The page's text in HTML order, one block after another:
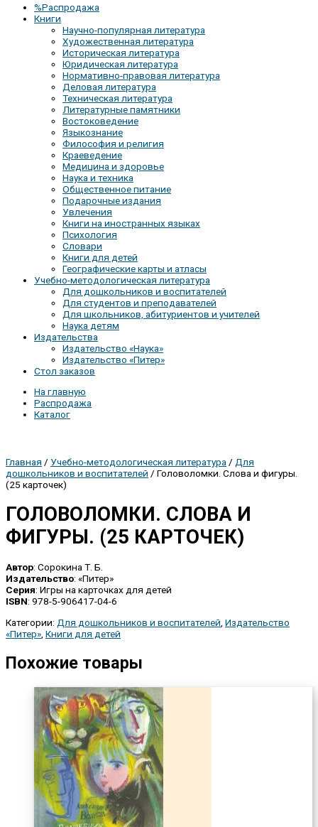
%Распродажа
Книги
Научно-популярная литература
Художественная литература
Историческая литература
Юридическая литература
Нормативно-правовая литература
Деловая литература
Техническая литература
Литературные памятники
Востоковедение
Языкознание
Философия и религия
Краеведение
Медицина и здоровье
Наука и техника
Общественное питание
Подарочные издания
Увлечения
Книги на иностранных языках
Психология
Словари
Книги для детей
Географические карты и атласы
Учебно-методологическая литература
Для дошкольников и воспитателей
Для студентов и преподавателей
Для школьников, абитуриентов и учителей
Наука детям
Издательства
Издательство «Наука»
Издательство «Питер»
Стол заказов
На главную
Распродажа
Каталог
Главная / Учебно-методологическая литература / Для
дошкольников и воспитателей / Головоломки. Слова и фигуры.
(25 карточек)
ГОЛОВОЛОМКИ. СЛОВА И
ФИГУРЫ. (25 КАРТОЧЕК)
Автор: Сорокина Т. Б.
Издательство: «Питер»
Серия: Игры на карточках для детей
ISBN: 978-5-906417-04-6
Категории: Для дошкольников и воспитателей Издательство
«Питер» Книги для детей
Похожие товары